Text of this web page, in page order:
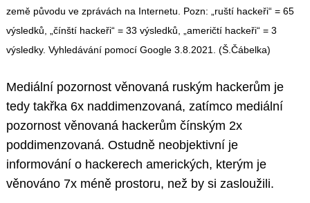
země původu ve zprávách na Internetu. Pozn: „ruští hackeři“ = 65
výsledků, „čínští hackeři“ = 33 výsledků, „američtí hackeři“ = 3
výsledky. Vyhledávání pomocí Google 3.8.2021. (Š.Čábelka)
Mediální pozornost věnovaná ruským hackerům je
tedy takřka 6x naddimenzovaná, zatímco mediální
pozornost věnovaná hackerům čínským 2x
poddimenzovaná. Ostudně neobjektivní je
informování o hackerech amerických, kterým je
věnováno 7x méně prostoru, než by si zasloužili.